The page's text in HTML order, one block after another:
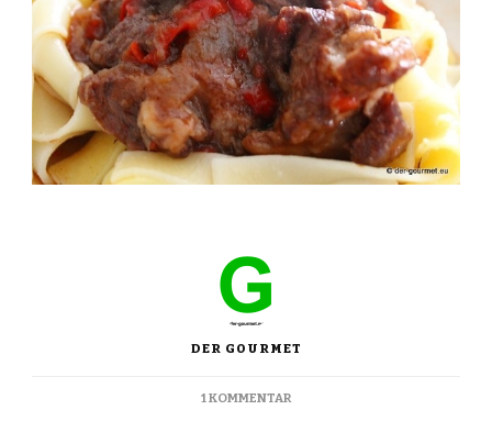
DER GOURMET
1 KOMMENTARZU